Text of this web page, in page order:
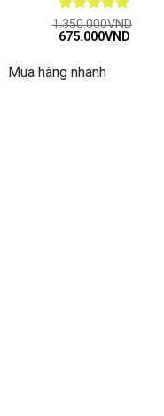
Được xếp
hạng55
1.350.000VND
Giá
1.350.000VND.
675.000VNDGiá
Mua hàng nhanh